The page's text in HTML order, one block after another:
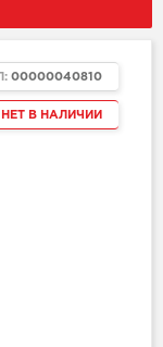
НЕТ В НАЛИЧИИ
00000040810